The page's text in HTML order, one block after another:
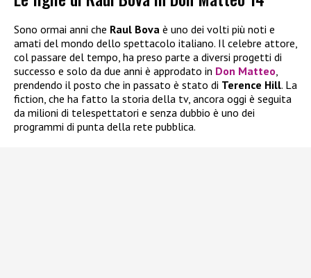
Sono ormai anni che Raul Bova è uno dei volti più noti e
amati del mondo dello spettacolo italiano. Il celebre attore,
col passare del tempo, ha preso parte a diversi progetti di
successo e solo da due anni è approdato in Don Matteo,
prendendo il posto che in passato è stato di Terence Hill. La
fiction, che ha fatto la storia della tv, ancora oggi è seguita
da milioni di telespettatori e senza dubbio è uno dei
programmi di punta della rete pubblica.